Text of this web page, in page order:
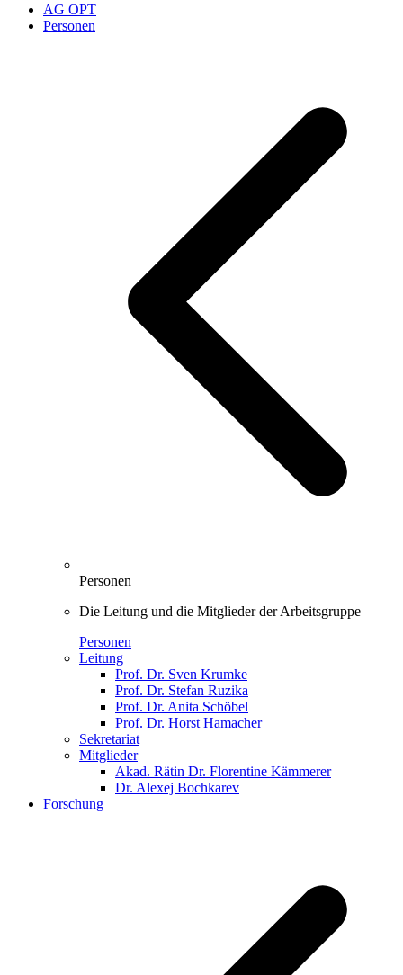
AG OPT
Personen
Personen
Die Leitung und die Mitglieder der Arbeitsgruppe
Personen
Leitung
Prof. Dr. Sven Krumke
Prof. Dr. Stefan Ruzika
Prof. Dr. Anita Schöbel
Prof. Dr. Horst Hamacher
Sekretariat
Mitglieder
Akad. Rätin Dr. Florentine Kämmerer
Dr. Alexej Bochkarev
Forschung